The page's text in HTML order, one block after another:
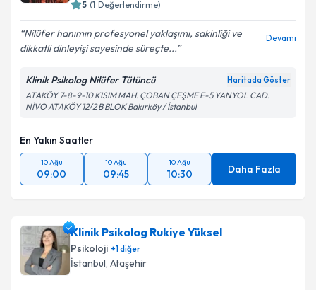
5 (1 Değerlendirme)
Nilüfer hanımın profesyonel yaklaşımı, sakinliği ve
dikkatli dinleyişi sayesinde süreçte...
Devamı
Klinik Psikolog Nilüfer Tütüncü Haritada Göster
ATAKÖY 7-8-9-10 KISIM MAH. ÇOBAN ÇEŞME E-5 YANYOL CAD.
NİVO ATAKÖY 12/2 B BLOK Bakırköy / İstanbul
En Yakın Saatler
10 Ağu
09:00
10 Ağu
09:45
10 Ağu
10:30 Daha Fazla
Klinik Psikolog Rukiye Yüksel
Psikoloji +1diğer
İstanbul, Ataşehir